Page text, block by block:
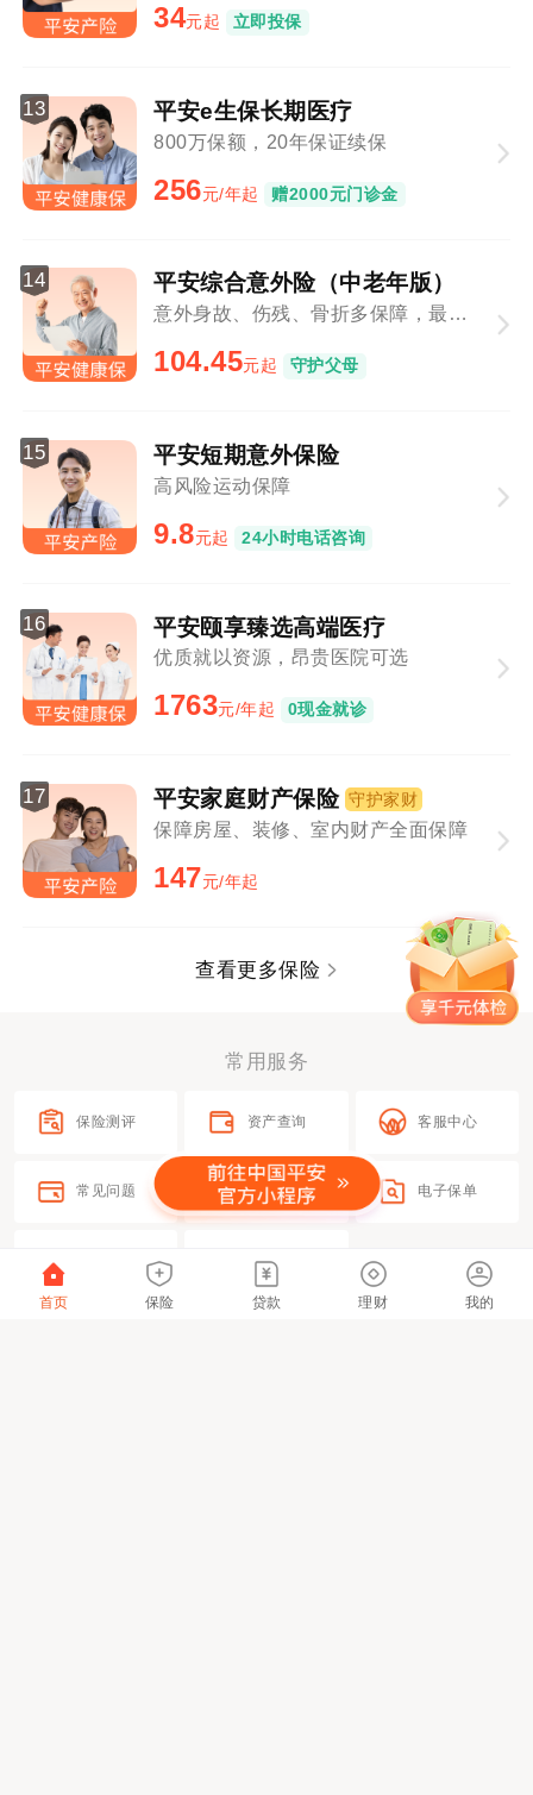
34元起 立即投保
13 平安e生保长期医疗
800万保额，20年保证续保
256元/年起 赠2000元门诊金
14 平安综合意外险（中老年版）
意外身故、伤残、骨折多保障，最高80周岁可投
104.45元起 守护父母
15 平安短期意外保险
高风险运动保障
9.8元起 24小时电话咨询
16 平安颐享臻选高端医疗
优质就以资源，昂贵医院可选
1763元/年起 0现金就诊
17 平安家庭财产保险 守护家财
保障房屋、装修、室内财产全面保障
147元/年起
查看更多保险
常用服务
保险测评 资产查询 客服中心
常见问题 电子发票 电子保单
更多
首页 保险 贷款 理财 我的